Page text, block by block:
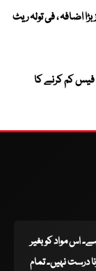
اضافہ ، فی تولہ ریٹ
فیس کم کرنے کا
اس مواد کو بغیر
درست نہیں۔ تمام